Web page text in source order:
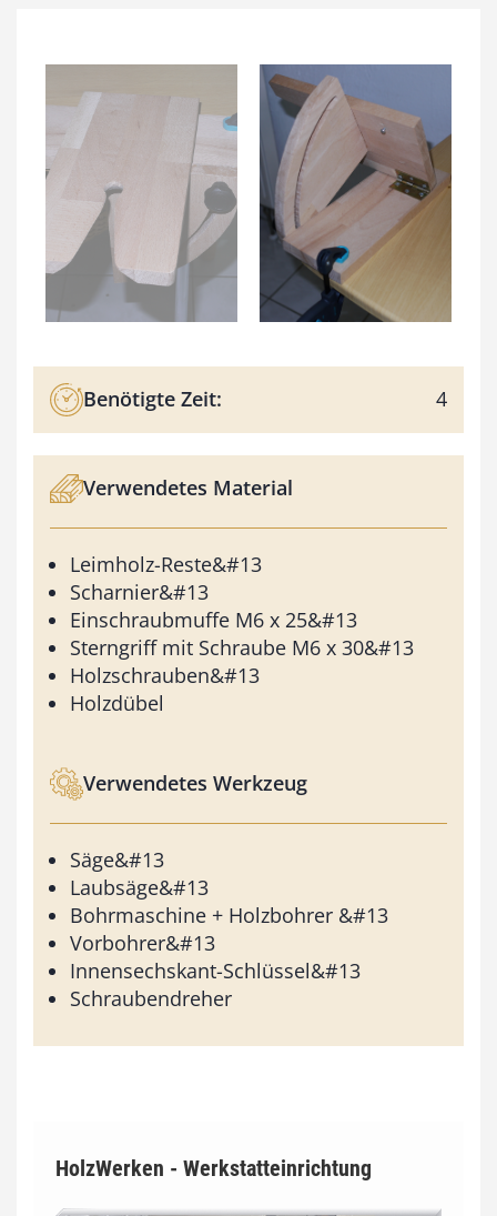
Benötigte Zeit: 4
Verwendetes Material
Leimholz-Reste&#13
Scharnier&#13
Einschraubmuffe M6 x 25&#13
Sterngriff mit Schraube M6 x 30&#13
Holzschrauben&#13
Holzdübel
Verwendetes Werkzeug
Säge&#13
Laubsäge&#13
Bohrmaschine + Holzbohrer &#13
Vorbohrer&#13
Innensechskant-Schlüssel&#13
Schraubendreher
HolzWerken - Werkstatteinrichtung